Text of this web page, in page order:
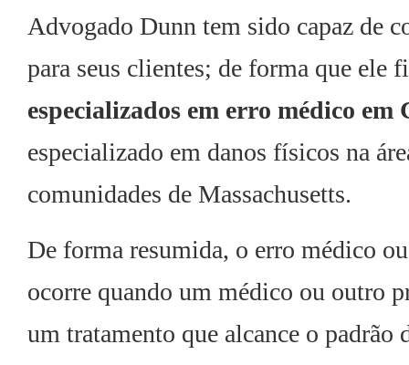
Advogado Dunn tem sido capaz de
para seus clientes; de forma que ele
especializados em erro médico
especializado em danos físicos na
comunidades de Massachusetts.
De forma resumida, o erro médico
ocorre quando um médico ou outro
um tratamento que alcance o